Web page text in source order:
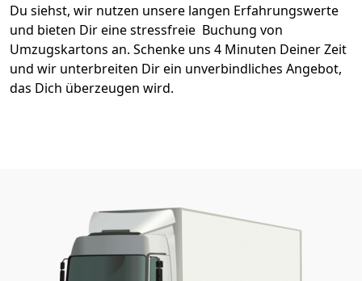
Du siehst, wir nutzen unsere langen Erfahrungswerte
und bieten Dir eine stressfreie Buchung von
Umzugskartons an. Schenke uns 4 Minuten Deiner Zeit
und wir unterbreiten Dir ein unverbindliches Angebot,
das Dich überzeugen wird.